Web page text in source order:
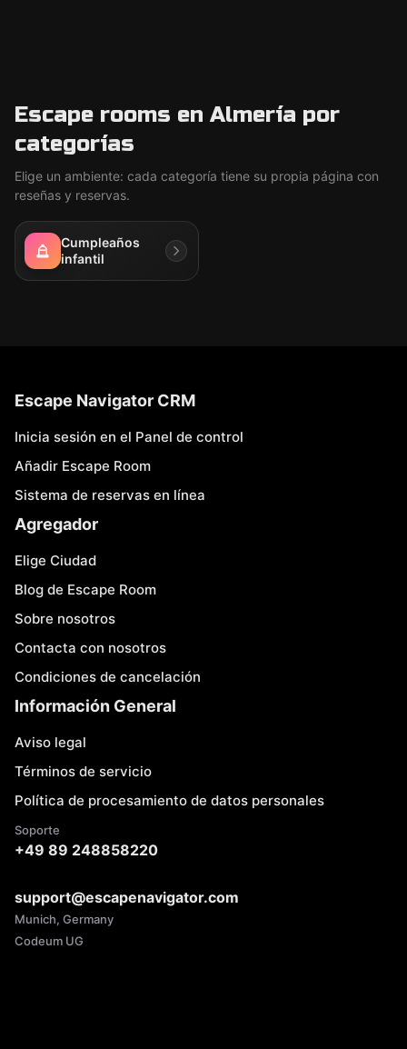
Escape rooms en Almería por
categorías
Elige un ambiente: cada categoría tiene su propia página con
reseñas y reservas.
Cumpleaños
infantil
Escape Navigator CRM
Inicia sesión en el Panel de control
Añadir Escape Room
Sistema de reservas en línea
Agregador
Elige Ciudad
Blog de Escape Room
Sobre nosotros
Contacta con nosotros
Condiciones de cancelación
Información General
Aviso legal
Términos de servicio
Política de procesamiento de datos personales
Soporte
+49 89 248858220
support@escapenavigator.com
Munich, Germany
Codeum UG